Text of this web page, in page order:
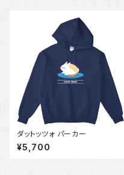
ダットッツォ パーカー
¥5,700